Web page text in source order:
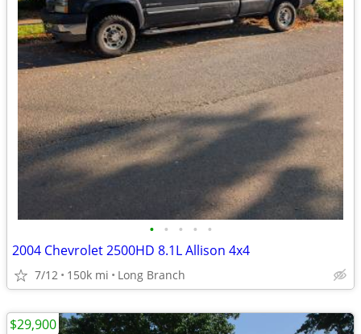
• • • • •
2004 Chevrolet 2500HD 8.1L Allison 4x4
7/12 150k mi Long Branch
$29,900